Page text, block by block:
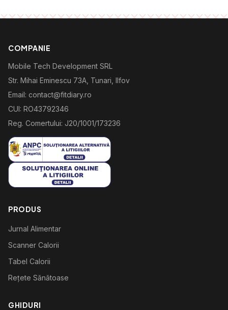
COMPANIE
Mobile Tech Development SRL
Str. Mihai Eminescu 73A, Tunari, Ilfov
Email: contact@fitdiary.ro
CUI: RO43792346
Reg. Comertului: J20/1001/173236
PRODUS
Jurnal Alimentar
Scanner Calorii
Tabel Calorii
Rețete Sănătoase
GHIDURI